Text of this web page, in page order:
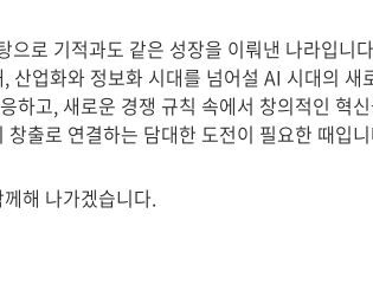
으로 기적과도 같은 성장을 이뤄낸 나라입니
산업화와 정보화 시대를 넘어설 AI 시대의
하고, 새로운 경쟁 규칙 속에서 창의적인 혁
출로 연결하는 담대한 도전이 필요한 때입
해 나가겠습니다.